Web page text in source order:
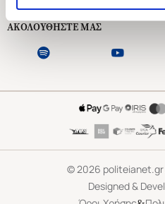
Εξυπηρέτηση Πελατών
ΑΚΟΛΟΥΘΗΣΤΕ ΜΑΣ
©2026
Designed &